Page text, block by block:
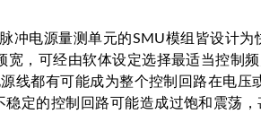
冲电源量测单元的SMU模组皆设计为
宽，可经由软体设定选择最适当控制
线都有可能成为整个控制回路在电压
稳定的控制回路可能造成过饱和震荡，